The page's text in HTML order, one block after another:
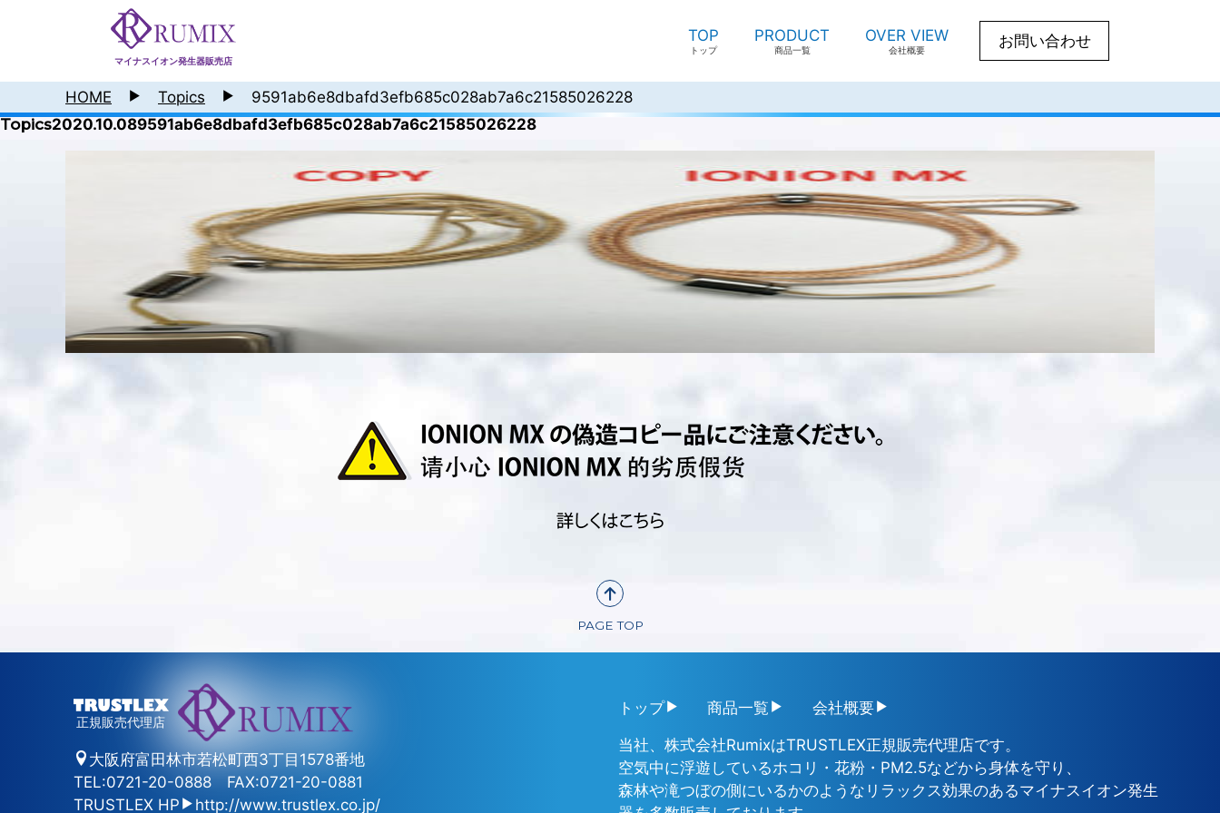
マイナスイオン発生器販売店
TOP
トップ
PRODUCT
商品一覧
OVER VIEW
会社概要 お問い合わせ
HOME Topics
9591ab6e8dbafd3efb685c028ab7a6c21585026228
Topics2020.10.089591ab6e8dbafd3efb685c028ab7a6c21585026228
PAGE TOP
正規販売代理店
大阪府富田林市若松町西3丁目1578番地
TEL:0721-20-0888
FAX:0721-20-0881
TRUSTLEX HP
http://www.trustlex.co.jp/
トップ 商品一覧 会社概要
当社、株式会社RumixはTRUSTLEX正規販売代理店です。
空気中に浮遊しているホコリ・花粉・PM2.5などから身体を守り、
森林や滝つぼの側にいるかのようなリラックス効果のあるマイナスイオン発生